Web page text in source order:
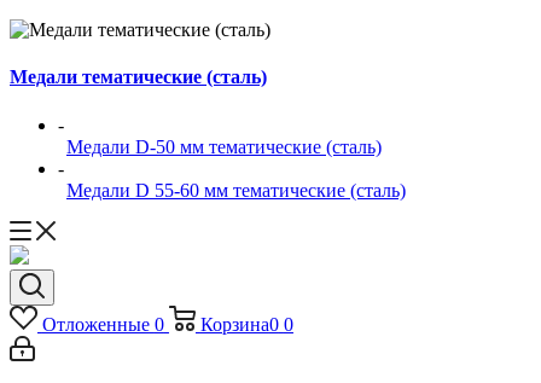
Медали тематические (сталь)
-
Медали D-50 мм тематические (сталь)
-
Медали D 55-60 мм тематические (сталь)
Отложенные 0 Корзина0 0